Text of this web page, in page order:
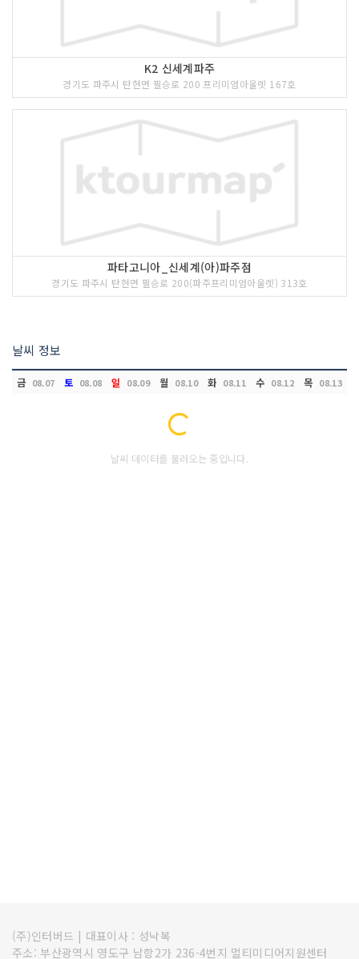
K2 신세계파주
경기도 파주시 탄현면 필승로 200 프리미엄아울렛 167호
파타고니아_신세계(아)파주점
경기도 파주시 탄현면 필승로 200(파주프리미엄아울렛) 313호
날씨 정보
금 08.07 토 08.08 일 08.09 월 08.10 화 08.11 수 08.12 목 08.13
Loading...
날씨 데이터를 불러오는 중입니다.
(주)인터버드 | 대표이사 : 성낙복
주소: 부산광역시 영도구 남항2가 236-4번지 멀티미디어지원센터